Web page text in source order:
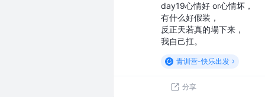
day19心情好 or心情坏，
有什么好假装，
反正天若真的塌下来，
我自己扛。
青训营-快乐出发
分享